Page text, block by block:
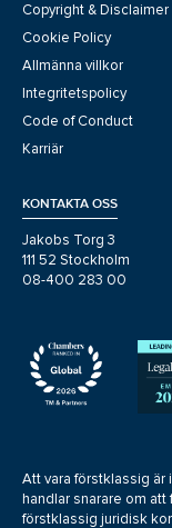
Copyright & Disclaimer
Cookie Policy
Allmänna villkor
Integritetspolicy
Code of Conduct
Karriär
KONTAKTA OSS
Jakobs Torg 3
111 52 Stockholm
08-400 283 00
Att vara förstklassig
handlar snarare om
förstklassig juridisk